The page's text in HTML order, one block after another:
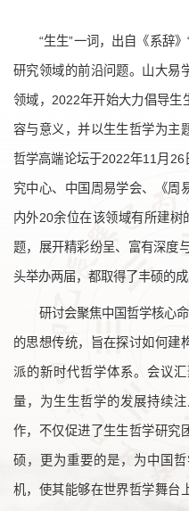
“生生”一词，出自《系辞
研究领域的前沿问题。山大易
领域，2022年开始大力倡导生
容与意义，并以生生哲学为主
哲学高端论坛于2022年11月
究中心、中国周易学会、《周
内外20余位在该领域有所建树
题，展开精彩纷呈、富有深度
头举办两届，都取得了丰硕的成
研讨会聚焦中国哲学核心
的思想传统，旨在探讨如何建
派的新时代哲学体系。会议
量，为生生哲学的发展持续
作，不仅促进了生生哲学研究
硕，更为重要的是，为中国
机，使其能够在世界哲学舞台